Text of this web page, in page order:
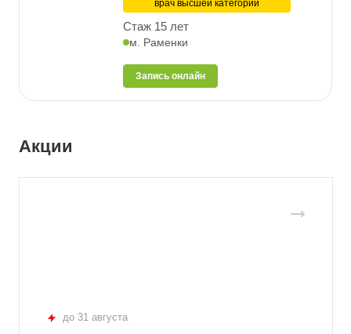
врач высшей категории
Стаж 15 лет
м. Раменки
Запись онлайн
Акции
до 31 августа